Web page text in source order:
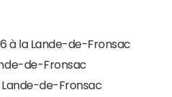
à la Lande-de-Fronsac
de-Fronsac
Lande-de-Fronsac